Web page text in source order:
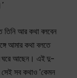
তিনি আর কথা বলবেন
আমার কথা বলতে
ঘরে আছেন। এই দু-
সেই সব কথাও ‘কেমন